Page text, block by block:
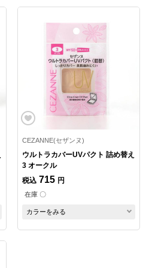
CEZANNE(セザンヌ)
ウルトラカバーUVパクト 詰め替え
3 オークル
税込 715 円
在庫 〇
カラーをみる